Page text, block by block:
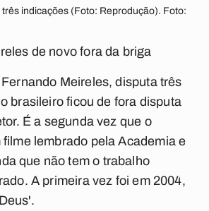
indicações (Foto: Reprodução). Foto:
de novo fora da briga
Meireles, disputa três
brasileiro ficou de fora disputa
É a segunda vez que o
lembrado pela Academia e
que não tem o trabalho
A primeira vez foi em 2004,